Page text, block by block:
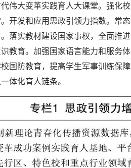
伟大变革实践育人大课堂。强化
开发和应用思政引领力指数。常
落实教材建设国家事权，全面推
教育。加强国家语言能力和服务
国防教育，提高学生军事训练保
体化育人链条。